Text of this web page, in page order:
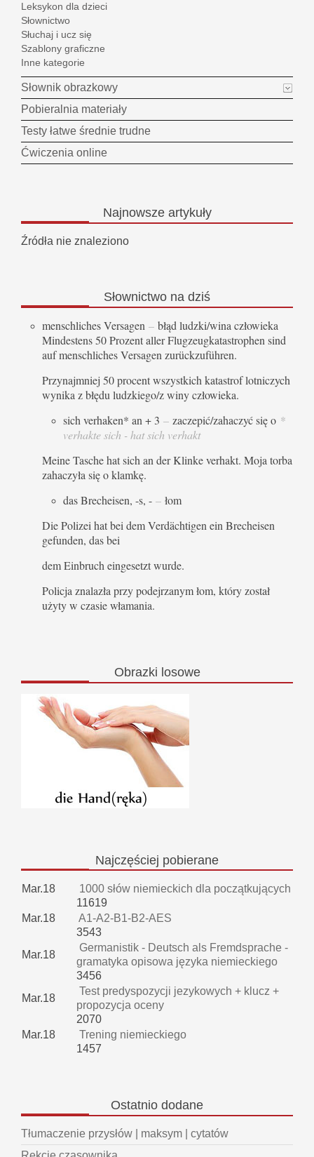
Leksykon dla dzieci
Słownictwo
Słuchaj i ucz się
Szablony graficzne
Inne kategorie
Słownik obrazkowy
Pobieralnia materiały
Testy łatwe średnie trudne
Ćwiczenia online
Najnowszeartykuły
Źródła nie znaleziono
Słownictwo na dziś
menschliches Versagen – błąd ludzki/wina człowieka
Mindestens 50 Prozent aller Flugzeugkatastrophen sind
auf menschliches Versagen zurückzuführen.
Przynajmniej 50 procent wszystkich katastrof lotniczych
wynika z błędu ludzkiego/z winy człowieka.
sich verhaken* an + 3 – zaczepić/zahaczyć się o *
verhakte sich - hat sich verhakt
Meine Tasche hat sich an der Klinke verhakt. Moja torba
zahaczyła się o klamkę.
das Brecheisen, -s, - – łom
Die Polizei hat bei dem Verdächtigen ein Brecheisen
gefunden, das bei
dem Einbruch eingesetzt wurde.
Policja znalazła przy podejrzanym łom, który został
użyty w czasie włamania.
Obrazki losowe
Najczęściej pobierane
Mar.18
1000 słów niemieckich dla początkujących
11619
Mar.18
A1-A2-B1-B2-AES
3543
Mar.18
Germanistik - Deutsch als Fremdsprache -
gramatyka opisowa języka niemieckiego
3456
Mar.18
Test predyspozycji jezykowych + klucz +
propozycja oceny
2070
Mar.18
Trening niemieckiego
1457
Ostatnio dodane
Tłumaczenie przysłów | maksym | cytatów